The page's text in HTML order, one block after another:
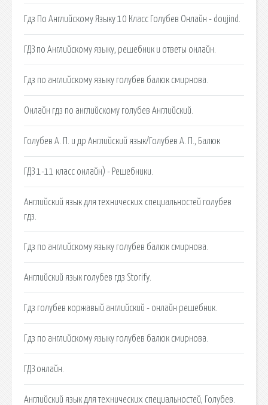
Гдз По Английскому Языку 10 Класс Голубев Онлайн - doujind.
ГДЗ по Английскому языку, решебник и ответы онлайн.
Гдз по английскому языку голубев балюк смирнова.
Онлайн гдз по английскому голубев Английский.
Голубев А. П. и др Английский язык/Голубев А. П., Балюк
ГДЗ 1-11 класс онлайн) - Решебники.
Английский язык для технических специальностей голубев
гдз.
Гдз по английскому языку голубев балюк смирнова.
Английский язык голубев гдз Storify.
Гдз голубев коржавый английский - онлайн решебник.
Гдз по английскому языку голубев балюк смирнова.
ГДЗ онлайн.
Английский язык для технических специальностей, Голубев.